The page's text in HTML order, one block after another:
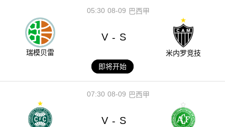
08-09
05:30 巴西甲
瑞模贝雷
V - S
米内罗竞技
即将开始
08-09
07:30 巴西甲
V - S